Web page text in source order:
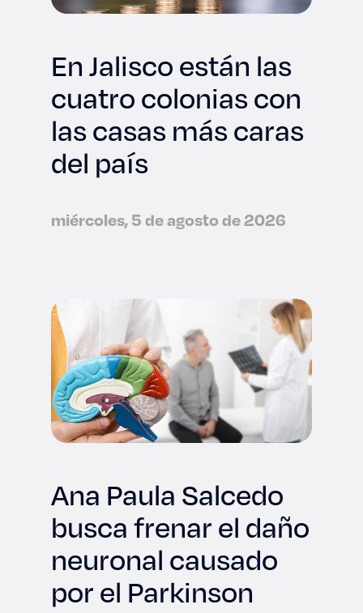
En Jalisco están las
cuatro colonias con
las casas más caras
del país
miércoles, 5 de agosto de 2026
Ana Paula Salcedo
busca frenar el daño
neuronal causado
por el Parkinson